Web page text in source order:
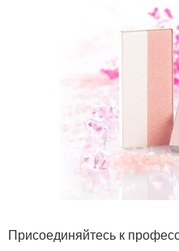
Присоединяйтесь к